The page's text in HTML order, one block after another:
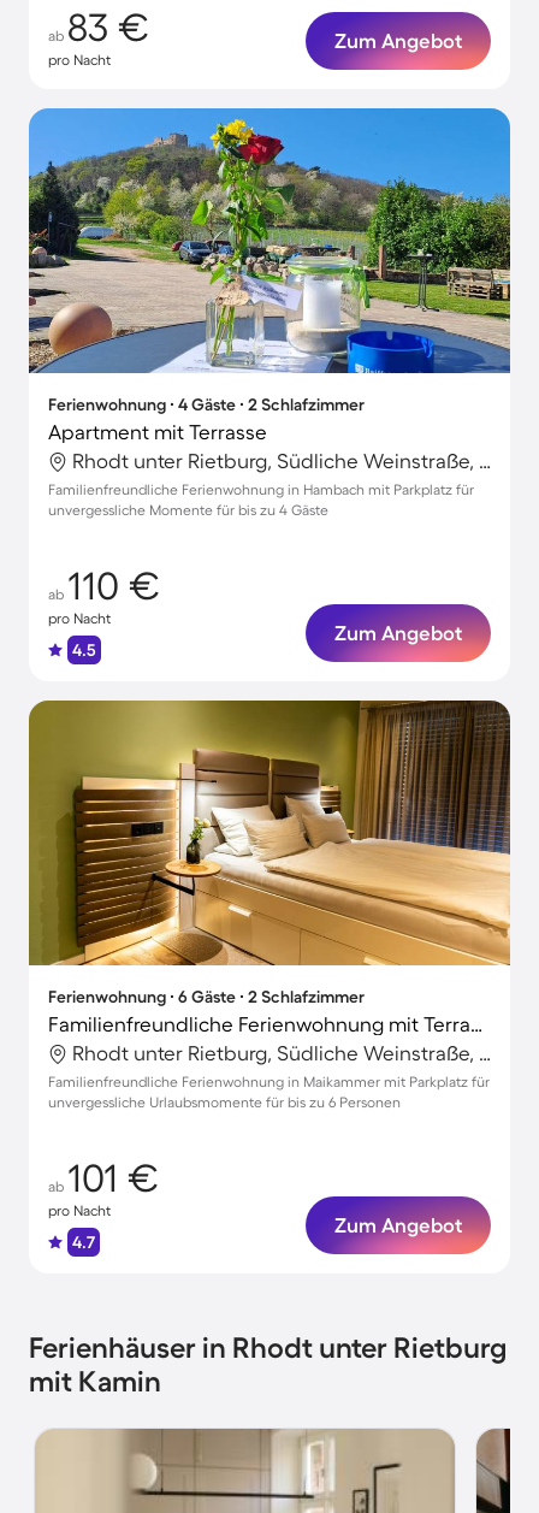
ab 83 €
pro Nacht
Zum Angebot
Ferienwohnung ∙ 4 Gäste ∙ 2 Schlafzimmer
Apartment mit Terrasse
Rhodt unter Rietburg, Südliche Weinstraße, Deutschland
Familienfreundliche Ferienwohnung in Hambach mit Parkplatz für
unvergessliche Momente für bis zu 4 Gäste
ab 110 €
pro Nacht
4.5
Zum Angebot
Ferienwohnung ∙ 6 Gäste ∙ 2 Schlafzimmer
Familienfreundliche Ferienwohnung mit Terrasse
Rhodt unter Rietburg, Südliche Weinstraße, Deutschland
Familienfreundliche Ferienwohnung in Maikammer mit Parkplatz für
unvergessliche Urlaubsmomente für bis zu 6 Personen
ab 101 €
pro Nacht
4.7
Zum Angebot
Ferienhäuser in Rhodt unter Rietburg
mit Kamin